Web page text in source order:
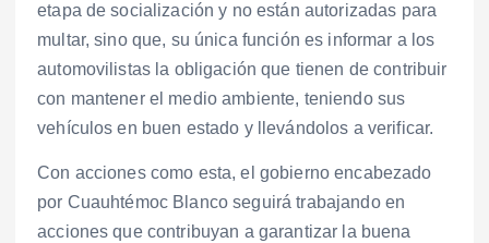
etapa de socialización y no están autorizadas para
multar, sino que, su única función es informar a los
automovilistas la obligación que tienen de contribuir
con mantener el medio ambiente, teniendo sus
vehículos en buen estado y llevándolos a verificar.
Con acciones como esta, el gobierno encabezado
por Cuauhtémoc Blanco seguirá trabajando en
acciones que contribuyan a garantizar la buena